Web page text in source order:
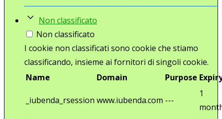
Non classificato
Non classificato
I cookie non classificati sono cookie che stiamo
classificando, insieme ai fornitori di singoli cookie.
Name
Domain Purpose
_iubenda_rsession www.iubenda.com ---
1